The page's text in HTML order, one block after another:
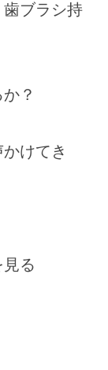
ブラシ持
？
けてき
る